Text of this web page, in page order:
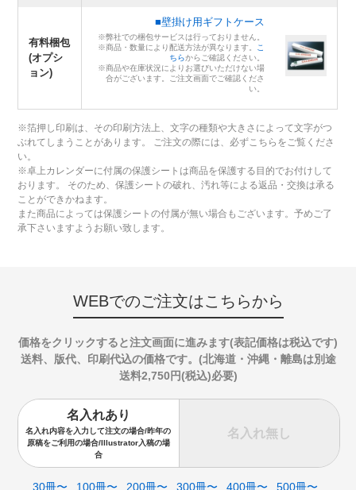
有料梱包
(オプシ
ョン)
■壁掛け用ギフトケース
※弊社での梱包サービスは行っておりません。
※商品・数量により配送方法が異なります。 こ
ちらからご確認ください。
※商品や在庫状況によりお選びいただけない場
合がございます。ご注文画面でご確認くださ
い。
※箔押し印刷は、その印刷方法上、文字の種類や大きさによって文字がつ
ぶれてしまうことがあります。 ご注文の際には、必ずこちらをご覧くださ
い。
※卓上カレンダーに付属の保護シートは商品を保護する目的でお付けして
おります。 そのため、保護シートの破れ、汚れ等による返品・交換は承る
ことができかねます。
また商品によっては保護シートの付属が無い場合もございます。予めご了
承下さいますようお願い致します。
WEBでのご注文はこちらから
価格をクリックすると注文画面に進みます(表記価格は税込です)
送料、版代、印刷代込の価格です。(北海道・沖縄・離島は別途
送料2,750円(税込)必要)
名入れあり
名入れ内容を入力して注文の場合/昨年の
原稿をご利用の場合/Illustrator入稿の場
合
名入れ無し
30冊〜 100冊〜 200冊〜 300冊〜 400冊〜 500冊〜